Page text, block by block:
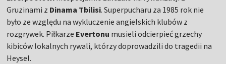
Gruzinami z Dinama Tbilisi. Superpucharu za 1985 rok nie
było ze względu na wykluczenie angielskich klubów z
rozgrywek. Piłkarze Evertonu musieli odcierpieć grzechy
kibiców lokalnych rywali, którzy doprowadzili do tragedii na
Heysel.